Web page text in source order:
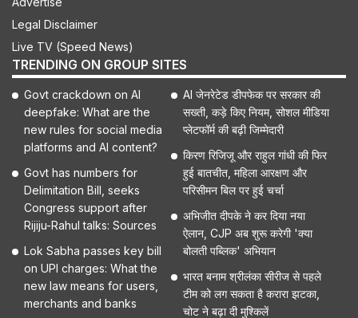
Legal Disclaimer
Live TV (Speed News)
TRENDING ON GROUP SITES
Govt crackdown on AI
deepfake: What are the
new rules for social media
platforms and AI content?
Govt has numbers for
Delimitation Bill, seeks
Congress support after
Rijiju-Rahul talks: Sources
Lok Sabha passes key bill
on UPI charges: What the
new law means for users,
merchants and banks
AI जेनरेटेड डीपफेक पर सरकार की
सख्ती, कड़े किए नियम, सोशल मीडिया
प्लेटफॉर्म की बढ़ी जिम्मेदारी
किरण रिजिजू और राहुल गांधी की फिर
हुई बातचीत, महिला आरक्षण और
परिसीमन बिल पर हुई चर्चा
अभिजीत दीपके ने कर दिया नया
ऐलान, CJP अब शुरू करेगी 'क्या
बोलती पब्लिक' अभियान
भारत बनाम श्रीलंका सीरीज से पहले
टीम को लग सकता है करारा झटका,
चोट ने बढ़ा दी मुश्किलें